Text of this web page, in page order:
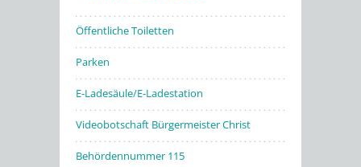
Öffentliche Toiletten
Parken
E-Ladesäule/E-Ladestation
Videobotschaft Bürgermeister Christ
Behördennummer 115